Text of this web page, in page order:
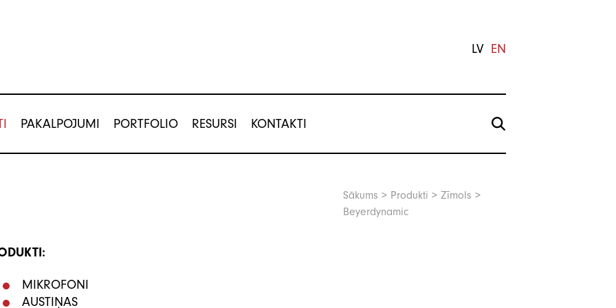
LV EN
Mūziķi un izpildītāji
PAKALPOJUMI PORTFOLIO RESURSI KONTAKTI
Sākums > Produkti > Zīmols >
Beyerdynamic
MIKROFONI
AUSTIŅAS